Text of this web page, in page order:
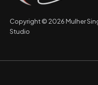
Copyright © 2026 Mulher
Studio